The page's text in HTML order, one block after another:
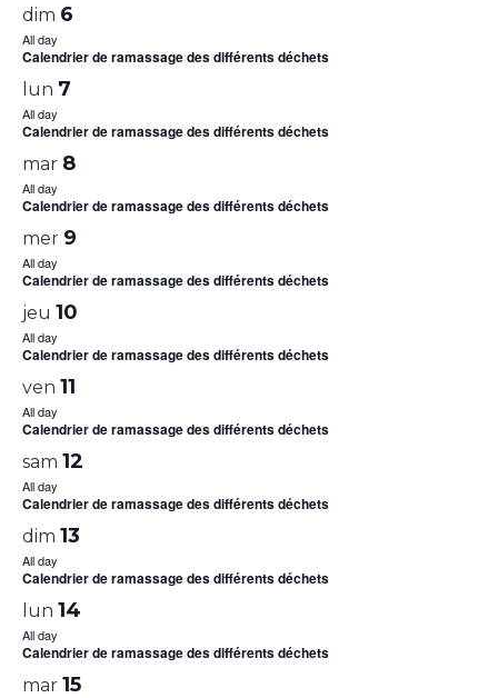
dim 6
All day
Calendrier de ramassage des différents déchets
lun 7
All day
Calendrier de ramassage des différents déchets
mar 8
All day
Calendrier de ramassage des différents déchets
mer 9
All day
Calendrier de ramassage des différents déchets
jeu 10
All day
Calendrier de ramassage des différents déchets
ven 11
All day
Calendrier de ramassage des différents déchets
sam 12
All day
Calendrier de ramassage des différents déchets
dim 13
All day
Calendrier de ramassage des différents déchets
lun 14
All day
Calendrier de ramassage des différents déchets
mar 15